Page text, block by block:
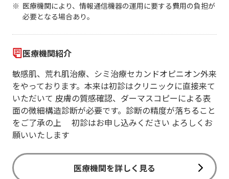
医療機関により、情報通信機器の運用に要する費用の負担が
必要となる場合あり。
医療機関紹介
敏感肌、荒れ肌治療、シミ治療セカンドオピニオン外来
をやっております。本来は初診はクリニックに直接来て
いただいて 皮膚の質感確認、ダーマスコピーによる表
面の微細構造診断が必要です。診断の精度が落ちること
をご了承の上 初診はお申し込みください よろしくお
願いいたします
医療機関を詳しく見る